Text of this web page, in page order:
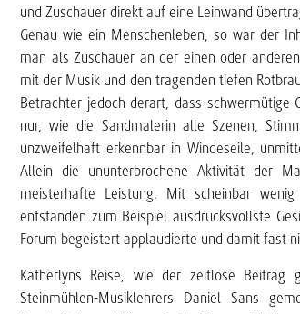
und Zuschauer direkt auf eine Leinwand
Genau wie ein Menschenleben, so war der
man als Zuschauer an der einen oder
mit der Musik und den tragenden tiefen
Betrachter jedoch derart, dass schwermütige
nur, wie die Sandmalerin alle Szenen,
unzweifelhaft erkennbar in Windeseile,
Allein die ununterbrochene Aktivität der
meisterhafte Leistung. Mit scheinbar
entstanden zum Beispiel ausdrucksvollste
Forum begeistert applaudierte und damit fast
Katherlyns Reise, wie der zeitlose
Steinmühlen-Musiklehrers Daniel Sans